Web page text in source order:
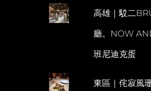
高雄｜駁二
廳。NOW
班尼迪克蛋
東區｜侘寂風